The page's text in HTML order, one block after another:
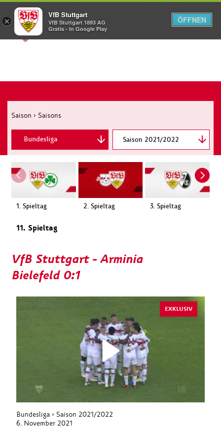
Menü
Saison › Saisons
Saison 2021/2022
Bundesliga
DFB-Pokal
1. Spieltag 2. Spieltag 3. Spieltag
11. Spieltag
VfB Stuttgart - Arminia
Bielefeld 0:1
EXKLUSIV
Bundesliga › Saison 2021/2022
6. November 2021
×
VfB Stuttgart
VfB Stuttgart 1893 AG
Gratis - In Google Play
ÖFFNEN